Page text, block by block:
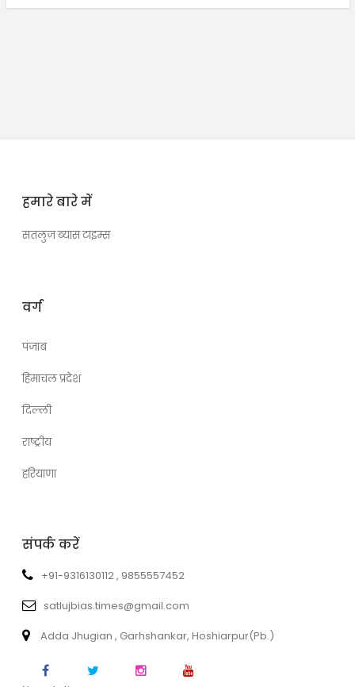
हमारे बारे में
सतलुज ब्यास टाइम्स
वर्ग
पंजाब
हिमाचल प्रदेश
दिल्ली
राष्ट्रीय
हरियाणा
संपर्क करें
+91-9316130112 , 9855557452
satlujbias.times@gmail.com
Adda Jhugian , Garhshankar, Hoshiarpur(Pb.)